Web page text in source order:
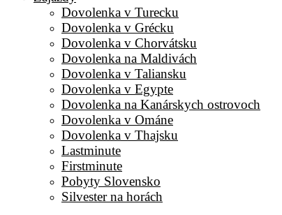
Dovolenka v Turecku
Dovolenka v Grécku
Dovolenka v Chorvátsku
Dovolenka na Maldivách
Dovolenka v Taliansku
Dovolenka v Egypte
Dovolenka na Kanárskych ostrovoch
Dovolenka v Ománe
Dovolenka v Thajsku
Lastminute
Firstminute
Pobyty Slovensko
Silvester na horách